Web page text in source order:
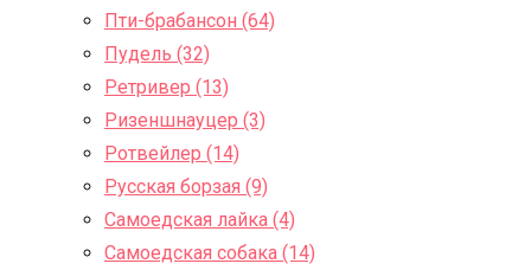
Пти-брабансон (64)
Пудель (32)
Ретривер (13)
Ризеншнауцер (3)
Ротвейлер (14)
Русская борзая (9)
Самоедская лайка (4)
Самоедская собака (14)